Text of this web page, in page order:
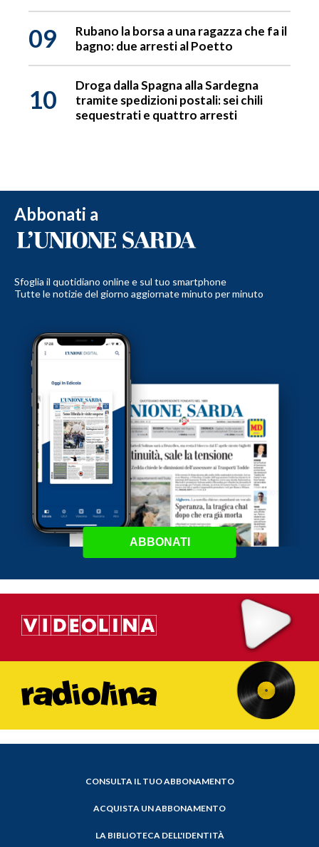
09
Rubano la borsa a una ragazza che fa il
bagno: due arresti al Poetto
10
Droga dalla Spagna alla Sardegna
tramite spedizioni postali: sei chili
sequestrati e quattro arresti
Abbonati a
Sfoglia il quotidiano online e sul tuo smartphone
Tutte le notizie del giorno aggiornate minuto per minuto
ABBONATI
CONSULTA IL TUO ABBONAMENTO
ACQUISTA UN ABBONAMENTO
LA BIBLIOTECA DELL'IDENTITÀ